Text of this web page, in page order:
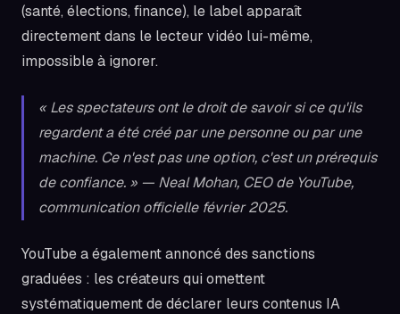
(santé, élections, finance), le label apparaît
directement dans le lecteur vidéo lui-même,
impossible à ignorer.
« Les spectateurs ont le droit de savoir si ce qu'ils
regardent a été créé par une personne ou par une
machine. Ce n'est pas une option, c'est un prérequis
de confiance. » — Neal Mohan, CEO de YouTube,
communication officielle février 2025.
YouTube a également annoncé des sanctions
graduées : les créateurs qui omettent
systématiquement de déclarer leurs contenus IA